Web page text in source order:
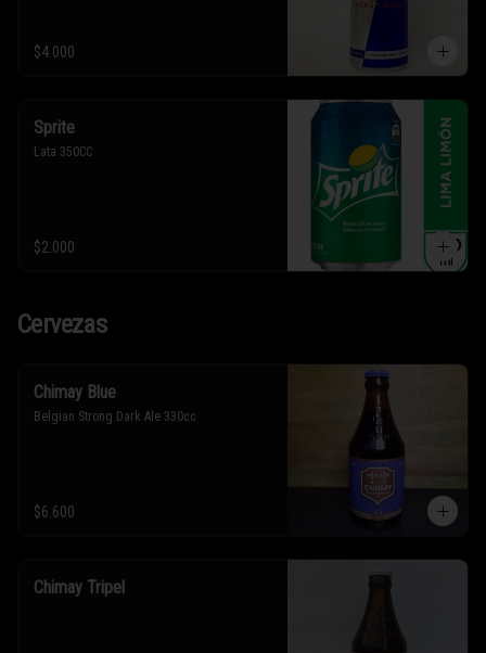
$4.000
Sprite
Lata 350CC
$2.000
Cervezas
Chimay Blue
Belgian Strong Dark Ale 330cc
$6.600
Chimay Tripel